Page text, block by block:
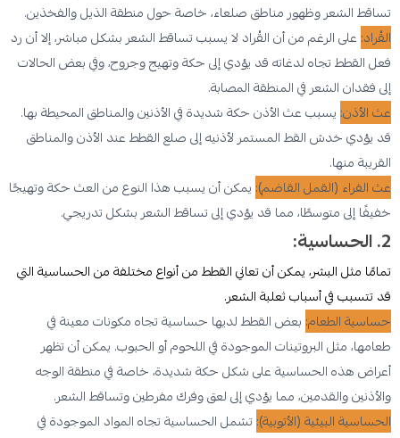
تساقط الشعر وظهور مناطق صلعاء، خاصة حول منطقة الذيل والفخذين.
القُراد: على الرغم من أن القُراد لا يسبب تساقط الشعر بشكل مباشر، إلا أن رد
فعل القطط تجاه لدغاته قد يؤدي إلى حكة وتهيج وجروح، وفي بعض الحالات
إلى فقدان الشعر في المنطقة المصابة.
عث الأذن: يسبب عث الأذن حكة شديدة في الأذنين والمناطق المحيطة بها.
قد يؤدي خدش القط المستمر لأذنيه إلى صلع القطط عند الأذن والمناطق
القريبة منها.
عث الفراء (القمل القاضم): يمكن أن يسبب هذا النوع من العث حكة وتهيجًا
خفيفًا إلى متوسطًا، مما قد يؤدي إلى تساقط الشعر بشكل تدريجي.
2. الحساسية:
تمامًا مثل البشر، يمكن أن تعاني القطط من أنواع مختلفة من الحساسية التي
قد تتسبب في أسباب ثعلبة الشعر.
حساسية الطعام: بعض القطط لديها حساسية تجاه مكونات معينة في
طعامها، مثل البروتينات الموجودة في اللحوم أو الحبوب. يمكن أن تظهر
أعراض هذه الحساسية على شكل حكة شديدة، خاصة في منطقة الوجه
والأذنين والقدمين، مما يؤدي إلى لعق وفرك مفرطين وتساقط الشعر.
الحساسية البيئية (الأتوبية): تشمل الحساسية تجاه المواد الموجودة في